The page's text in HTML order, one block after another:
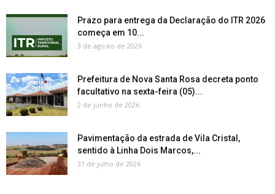
Prazo para entrega da Declaração do ITR 2026
começa em 10...
3 de agosto de 2026
Prefeitura de Nova Santa Rosa decreta ponto
facultativo na sexta-feira (05)...
2 de junho de 2026
Pavimentação da estrada de Vila Cristal,
sentido à Linha Dois Marcos,...
31 de julho de 2026